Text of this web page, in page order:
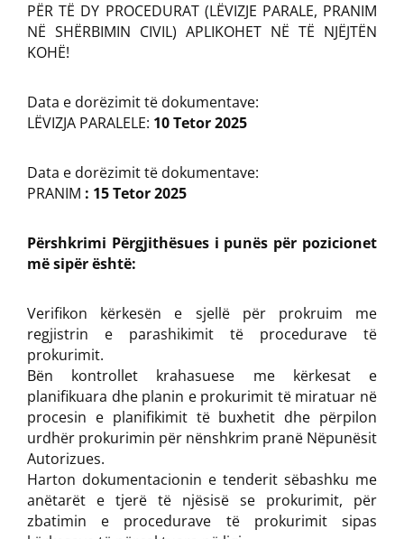
PËR TË DY PROCEDURAT (LËVIZJE PARALE, PRANIM
NË SHËRBIMIN CIVIL) APLIKOHET NË TË NJËJTËN
KOHË!
Data e dorëzimit të dokumentave:
LËVIZJA PARALELE: 10 Tetor 2025
Data e dorëzimit të dokumentave:
PRANIM : 15 Tetor 2025
Përshkrimi Përgjithësues i punës për pozicionet
më sipër është:
Verifikon kërkesën e sjellë për prokruim me
regjistrin e parashikimit të procedurave të
prokurimit.
Bën kontrollet krahasuese me kërkesat e
planifikuara dhe planin e prokurimit të miratuar në
procesin e planifikimit të buxhetit dhe përpilon
urdhër prokurimin për nënshkrim pranë Nëpunësit
Autorizues.
Harton dokumentacionin e tenderit sëbashku me
anëtarët e tjerë të njësisë se prokurimit, për
zbatimin e procedurave të prokurimit sipas